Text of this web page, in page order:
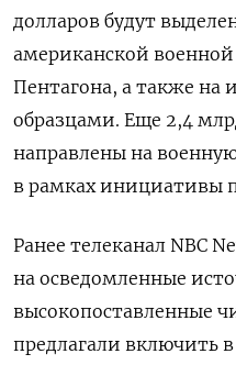
долларов будут
американской
Пентагона, а также на
образцами. Еще 2,4
направлены на
в рамках инициативы
Ранее телеканал NBC
на осведомленные
высокопоставленные
предлагали включить